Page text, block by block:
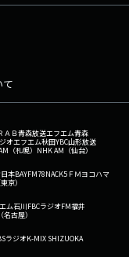
て
ＡＢ青森放送エフエム青森
オエフエム秋田YBC山形放送
（札幌） NHK AM（仙台）
本BAYFM78NACK5 ＦＭヨコハマ
京）
ム石川FBCラジオFM福井
古屋）
ラジオK-MIX SHIZUOKA